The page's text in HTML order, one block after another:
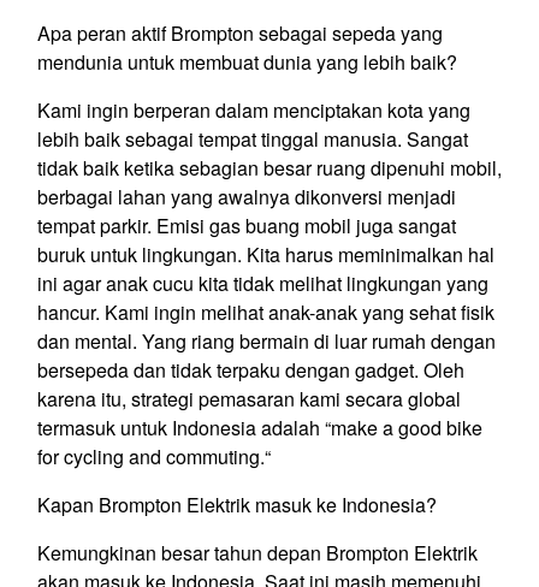
Apa peran aktif Brompton sebagai sepeda yang
mendunia untuk membuat dunia yang lebih baik?
Kami ingin berperan dalam menciptakan kota yang
lebih baik sebagai tempat tinggal manusia. Sangat
tidak baik ketika sebagian besar ruang dipenuhi mobil,
berbagai lahan yang awalnya dikonversi menjadi
tempat parkir. Emisi gas buang mobil juga sangat
buruk untuk lingkungan. Kita harus meminimalkan hal
ini agar anak cucu kita tidak melihat lingkungan yang
hancur. Kami ingin melihat anak-anak yang sehat fisik
dan mental. Yang riang bermain di luar rumah dengan
bersepeda dan tidak terpaku dengan gadget. Oleh
karena itu, strategi pemasaran kami secara global
termasuk untuk Indonesia adalah “make a good bike
for cycling and commuting.“
Kapan Brompton Elektrik masuk ke Indonesia?
Kemungkinan besar tahun depan Brompton Elektrik
akan masuk ke Indonesia. Saat ini masih memenuhi